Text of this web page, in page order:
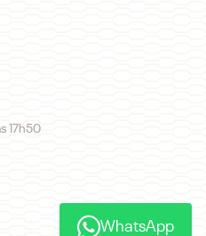
17h50
WhatsApp